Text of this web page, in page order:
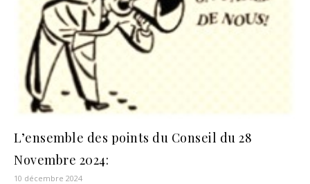
L’ensemble des points du Conseil du 28
Novembre 2024:
10 décembre 2024